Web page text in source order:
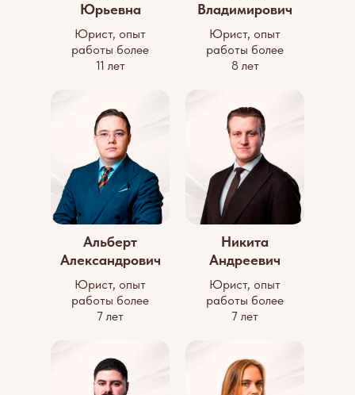
Юрьевна
Юрист, опыт
работы более
11 лет
Альберт
Александрович
Юрист, опыт
работы более
7 лет
Владимирович
Юрист, опыт
работы более
8 лет
Никита
Андреевич
Юрист, опыт
работы более
7 лет